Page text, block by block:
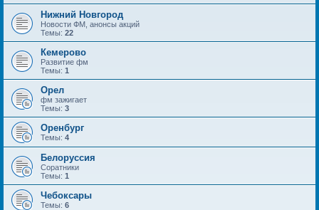
Нижний Новгород
Новости ФМ, анонсы акций
Темы: 22
Кемерово
Развитие фм
Темы: 1
Орел
фм зажигает
Темы: 3
Оренбург
Темы: 4
Белоруссия
Соратники
Темы: 1
Чебоксары
Темы: 6